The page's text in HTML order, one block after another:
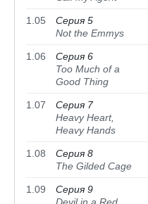
1.05
Серия 5
Not the Emmys
1.06
Серия 6
Too Much of a
Good Thing
1.07
Серия 7
Heavy Heart,
Heavy Hands
1.08
Серия 8
The Gilded Cage
1.09
Серия 9
Devil in a Red